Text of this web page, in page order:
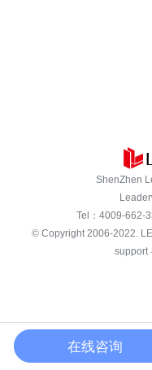
ShenZhen
Tel： 4009-662-
© Copyright 2006-2022.
support
在线咨询